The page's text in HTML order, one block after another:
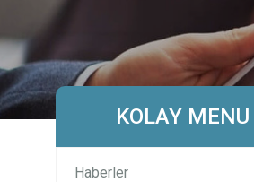
KOLAY MENU
Haberler